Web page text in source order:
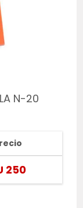
N-20
250